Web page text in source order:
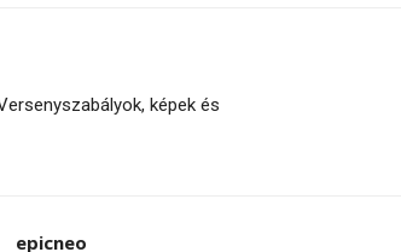
képek és
epicneo